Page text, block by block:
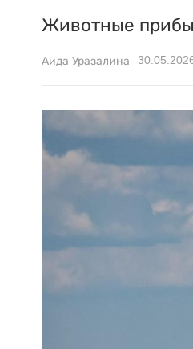
Животные
Аида Уразалина